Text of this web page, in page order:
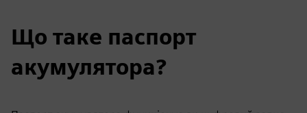
Що таке паспорт
акумулятора?